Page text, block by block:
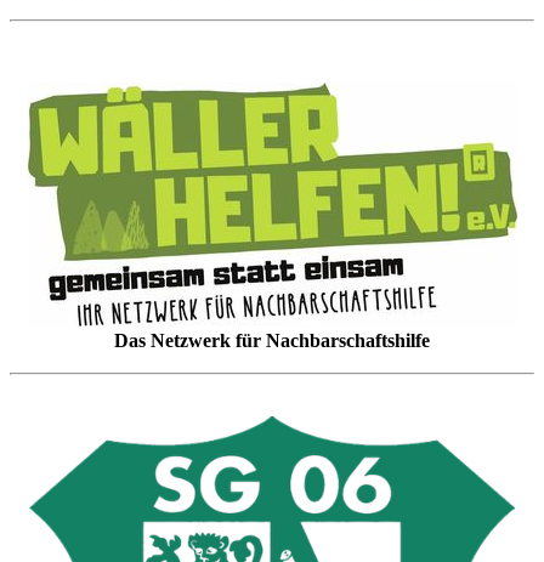
Das Netzwerk für Nachbarschaftshilfe